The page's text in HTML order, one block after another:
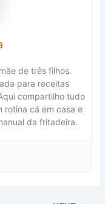
de três filhos.
para receitas
compartilho tudo
cá em casa e
da fritadeira.